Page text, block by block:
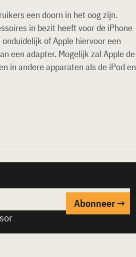
een doorn in het oog zijn.
in bezit heeft voor de iPhone
of Apple hiervoor een
een adapter. Mogelijk zal Apple de
in andere apparaten als de iPod en